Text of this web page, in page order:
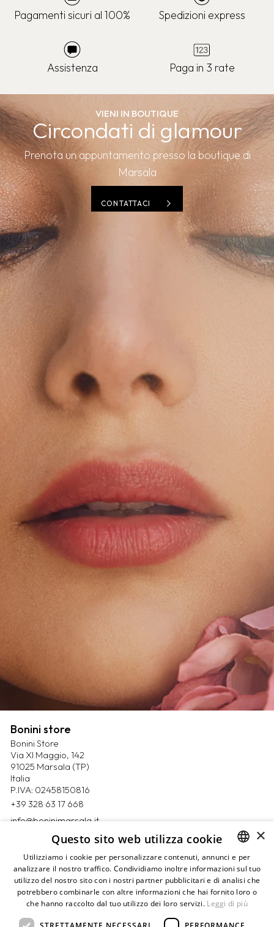
Pagamenti sicuri al 100% Spedizioni express
Assistenza Paga in 3 rate
VIENI IN BOUTIQUE
Circondati di glamour
Prenota un appuntamento presso la boutique di
Marsala
CONTATTACI
Bonini store
Bonini Store
Via XI Maggio, 142
91025 Marsala (TP)
Italia
P.IVA: 02458150816
+39 328 63 17 668
info@boninimarsala.it
Magazine
Contatti
Prenota un appuntamento
Privacy Policy
Cookie Policy
ITALIAN
ENGLISH
×
Questo sito web utilizza cookie
Utilizziamo i cookie per personalizzare contenuti, annunci e per
analizzare il nostro traffico. Condividiamo inoltre informazioni sul tuo
utilizzo del nostro sito con i nostri partner pubblicitari e di analisi che
potrebbero combinarle con altre informazioni che hai fornito loro o
che hanno raccolto dal tuo utilizzo dei loro servizi. Leggi di più